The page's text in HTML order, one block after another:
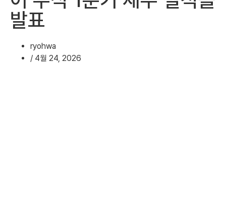
발표
ryohwa
/ 4월 24, 2026